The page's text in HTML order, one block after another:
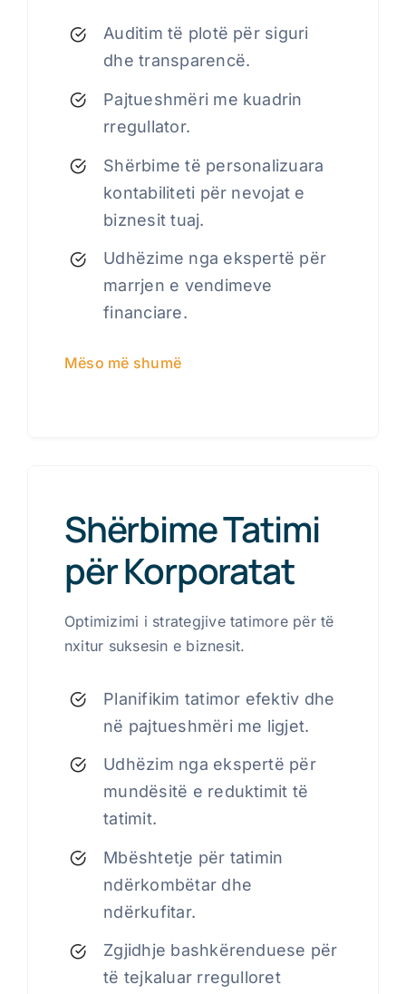
Auditim të plotë për siguri
dhe transparencë.
Pajtueshmëri me kuadrin
rregullator.
Shërbime të personalizuara
kontabiliteti për nevojat e
biznesit tuaj.
Udhëzime nga ekspertë për
marrjen e vendimeve
financiare.
Mëso më shumë
Shërbime Tatimi
për Korporatat
Optimizimi i strategjive tatimore për të
nxitur suksesin e biznesit.
Planifikim tatimor efektiv dhe
në pajtueshmëri me ligjet.
Udhëzim nga ekspertë për
mundësitë e reduktimit të
tatimit.
Mbështetje për tatimin
ndërkombëtar dhe
ndërkufitar.
Zgjidhje bashkërenduese për
të tejkaluar rregulloret